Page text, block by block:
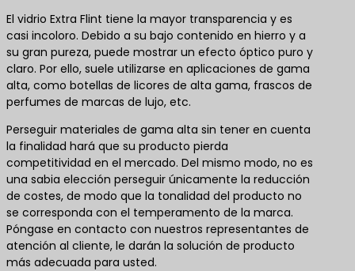
El vidrio Extra Flint tiene la mayor transparencia y es
casi incoloro. Debido a su bajo contenido en hierro y a
su gran pureza, puede mostrar un efecto óptico puro y
claro. Por ello, suele utilizarse en aplicaciones de gama
alta, como botellas de licores de alta gama, frascos de
perfumes de marcas de lujo, etc.
Perseguir materiales de gama alta sin tener en cuenta
la finalidad hará que su producto pierda
competitividad en el mercado. Del mismo modo, no es
una sabia elección perseguir únicamente la reducción
de costes, de modo que la tonalidad del producto no
se corresponda con el temperamento de la marca.
Póngase en contacto con nuestros representantes de
atención al cliente, le darán la solución de producto
más adecuada para usted.